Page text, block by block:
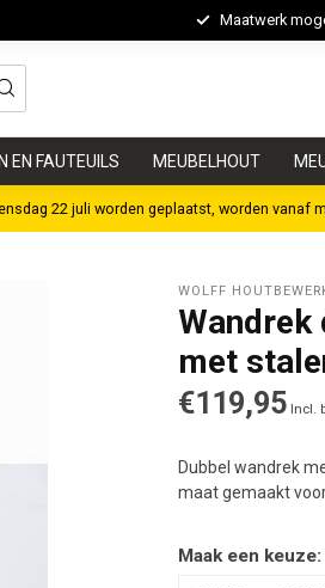
Maatwerk
EN FAUTEUILS MEUBELHOUT
22 juli worden geplaatst, worden vanaf
WOLFF
Wandrek
met
€119,95 Incl.
Dubbel wandrek
maat gemaakt
Maak een keuze: